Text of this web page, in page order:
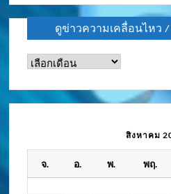
ดูข่าวความเคลื่อนไหว
ดู
กิจกรรม
ย้อน
สิงหาคม
จ. อ. พ. พฤ.